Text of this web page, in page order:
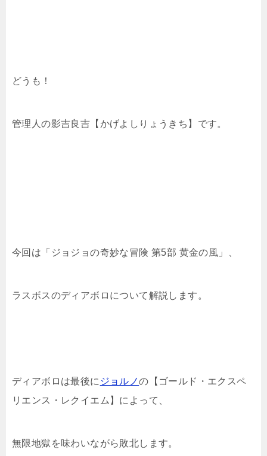
どうも！
管理人の影吉良吉【かげよしりょうきち】です。
今回は「ジョジョの奇妙な冒険 第5部 黄金の風」、
ラスボスのディアボロについて解説します。
ディアボロは最後に ジョルノの【ゴールド・エクスペ
リエンス・レクイエム】によって、
無限地獄を味わいながら敗北します。